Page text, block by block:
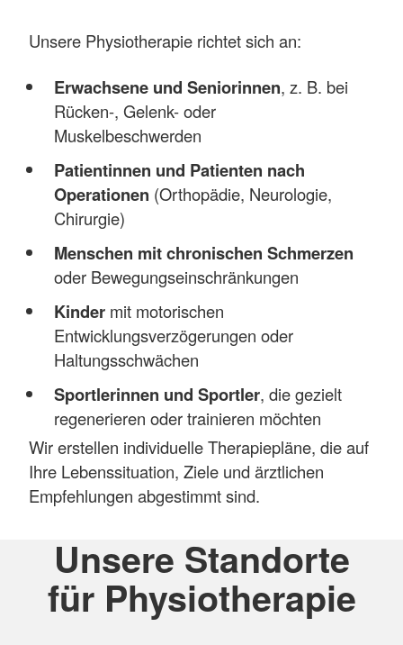
Unsere Physiotherapie richtet sich an:
Erwachsene und Seniorinnen, z. B. bei
Rücken-, Gelenk- oder
Muskelbeschwerden
Patientinnen und Patienten nach
Operationen (Orthopädie, Neurologie,
Chirurgie)
Menschen mit chronischen Schmerzen
oder Bewegungseinschränkungen
Kindermit motorischen
Entwicklungsverzögerungen oder
Haltungsschwächen
Sportlerinnen und Sportler, die gezielt
regenerieren oder trainieren möchten
Wir erstellen individuelle Therapiepläne, die auf
Ihre Lebenssituation, Ziele und ärztlichen
Empfehlungen abgestimmt sind.
Unsere Standorte
für Physiotherapie